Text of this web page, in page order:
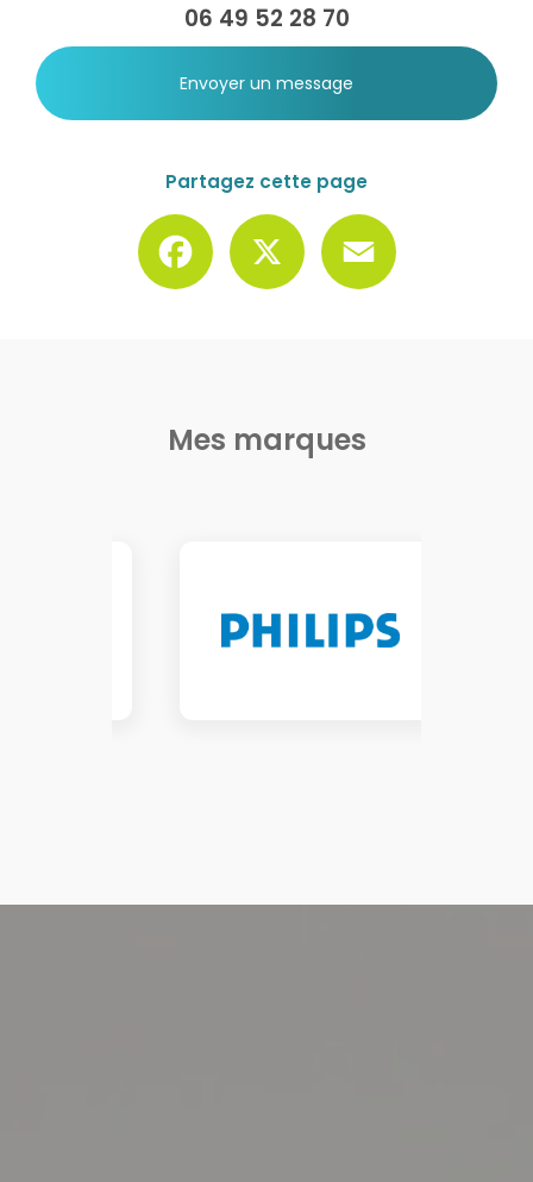
06 49 52 28 70
Envoyer un message
Partagez cette page
Facebook
Mes marques